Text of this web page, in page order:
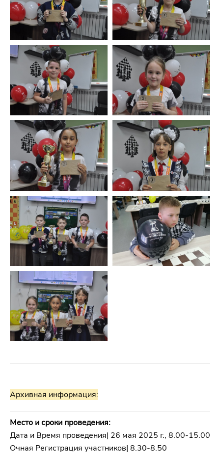
Архивная информация:
Место и сроки проведения:
Дата и Время проведения| 26 мая 2025 г., 8.00-15.00
Очная Регистрация участников| 8.30-8.50